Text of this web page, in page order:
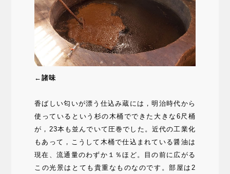
←諸味
香ばしい匂いが漂う仕込み蔵には，明治時代から
使っているという杉の木桶でできた大きな6尺桶
が，23本も並んでいて圧巻でした。近代の工業化
もあって，こうして木桶で仕込まれている醤油は
現在、流通量のわずか１％ほど。目の前に広がる
この光景はとても貴重なものなのです。部屋は2